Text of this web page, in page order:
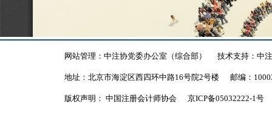
网站管理：中注协党委办公室（综合部） 技术支持：中
地址：北京市海淀区西四环中路16号院2号楼 邮编：
版权声明： 中国注册会计师协会 京ICP备05032222-1号